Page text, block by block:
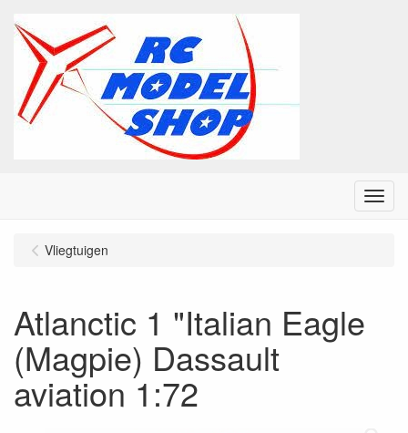
Menu
Vliegtuigen
Atlanctic 1 "Italian Eagle
(Magpie) Dassault
aviation 1:72